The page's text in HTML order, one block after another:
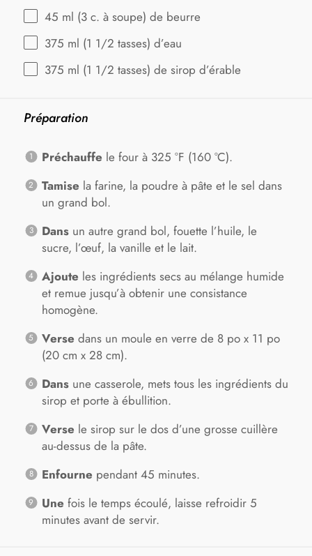
45 ml (3 c. à soupe) de beurre
375 ml (1 1/2 tasses) d’eau
375 ml (1 1/2 tasses) de sirop d’érable
Préparation
Préchauffe le four à 325 °F (160 °C).
Tamise la farine, la poudre à pâte et le sel dans
un grand bol.
Dansun autre grand bol, fouette l’huile, le
sucre, l’œuf, la vanille et le lait.
Ajoute les ingrédients secs au mélange humide
et remue jusqu’à obtenir une consistance
homogène.
Verse dans un moule en verre de 8 po x 11 po
(20 cm x 28 cm).
Dansune casserole, mets tous les ingrédients du
sirop et porte à ébullition.
Verse le sirop sur le dos d’une grosse cuillère
au-dessus de la pâte.
Enfourne pendant 45 minutes.
Une fois le temps écoulé, laisse refroidir 5
minutes avant de servir.